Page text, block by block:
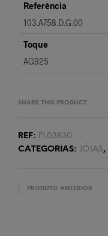
Referência
103.A758.D.G.00
Toque
AG925
SHARE THIS PRODUCT
REF: PL03830
CATEGORIAS: JÓIAS,
PRODUTO ANTERIOR